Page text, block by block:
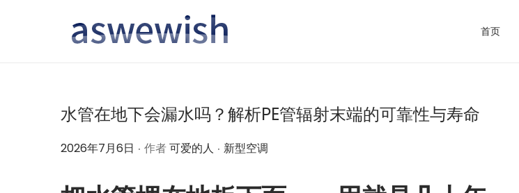
首页
水管在地下会漏水吗？解析PE管辐射末端的可靠性与寿命
作
2026年7月6日 . 作者可爱的人 . 作
新型空调